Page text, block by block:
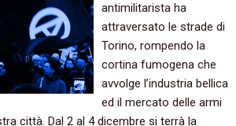
antimilitarista ha
attraversato le strade di
Torino, rompendo la
cortina fumogena che
avvolge l’industria bellica
ed il mercato delle armi
città. Dal 2 al 4 dicembre si terrà la